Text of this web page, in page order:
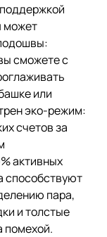
может
сможете с
или
эко-режим:
счетов за
активных
способствуют
пара,
и толстые
помехой.